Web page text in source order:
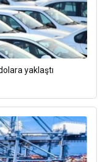
yaklaştı